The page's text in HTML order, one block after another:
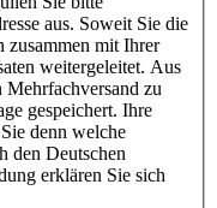
aus. Soweit Sie die
zusammen mit Ihrer
weitergeleitet. Aus
Mehrfachversand zu
gespeichert. Ihre
denn welche
den Deutschen
erklären Sie sich